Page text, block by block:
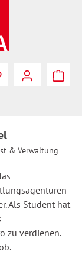
& Verwaltung
Als Student hat
zu verdienen.